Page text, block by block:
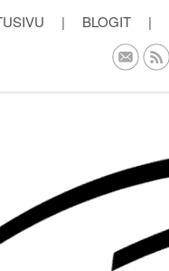
| BLOGIT |